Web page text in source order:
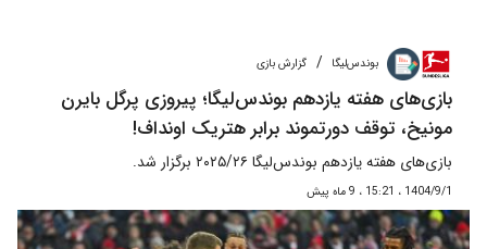
بوندس‌لیگا / گزارش بازی
بازی‌های هفته یازدهم بوندس‌لیگا؛ پیروزی پرگل بایرن
مونیخ، توقف دورتموند برابر هتریک اونداف!
بازی‌های هفته یازدهم بوندس‌لیگا ۲۰۲۵/۲۶ برگزار شد.
1404/9/1 ، 15:21 ، 9 ماه پیش